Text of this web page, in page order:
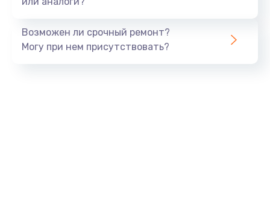
Возможен ли срочный ремонт?
Могу при нем присутствовать?